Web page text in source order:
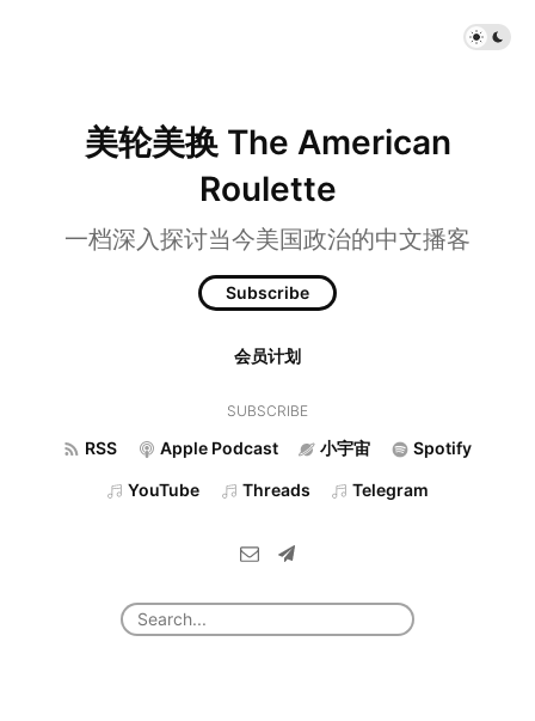
美轮美换 The American
Roulette
一档深入探讨当今美国政治的中文播客
Subscribe
会员计划
SUBSCRIBE
RSS Apple Podcast 小宇宙 Spotify
YouTube Threads Telegram